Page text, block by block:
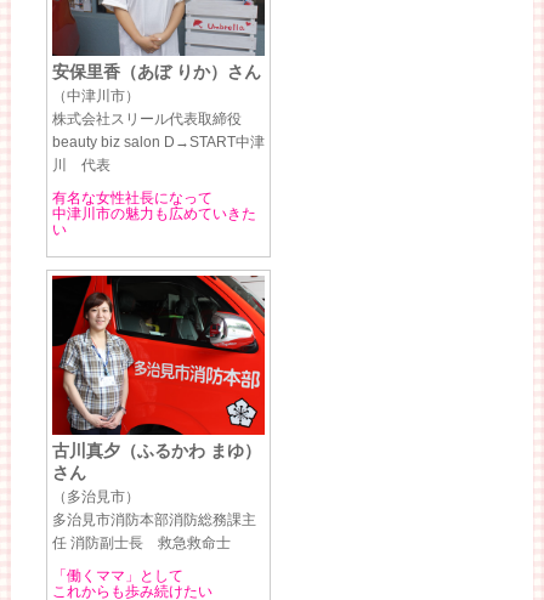
安保里香（あぼ りか）さん
（中津川市）
株式会社スリール代表取締役
beauty biz salon D→START中津
川 代表
有名な女性社長になって
中津川市の魅力も広めていきた
い
古川真夕（ふるかわ まゆ）
さん
（多治見市）
多治見市消防本部消防総務課主
任 消防副士長 救急救命士
「働くママ」として
これからも歩み続けたい